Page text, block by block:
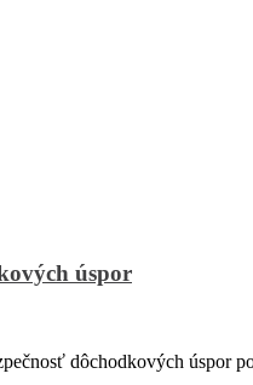
úspor
dôchodkových úspor